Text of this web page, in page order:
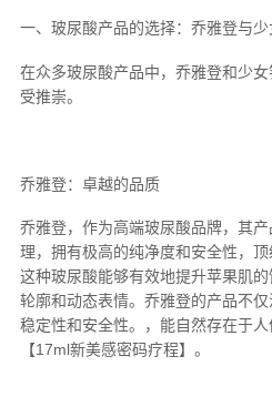
一、玻尿酸产品的选择：乔雅登与少
在众多玻尿酸产品中，乔雅登和少
受推崇。
乔雅登：卓越的品质
乔雅登，作为高端玻尿酸品牌，其
理，拥有极高的纯净度和安全性，顶
这种玻尿酸能够有效地提升苹果肌
轮廓和动态表情。乔雅登的产品不
稳定性和安全性。，能自然存在于
【17ml新美感密码疗程】。